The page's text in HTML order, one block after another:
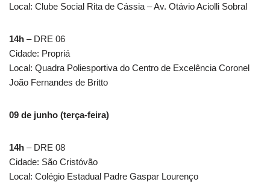
Local: Clube Social Rita de Cássia – Av. Otávio Aciolli Sobral
14h – DRE 06
Cidade: Propriá
Local: Quadra Poliesportiva do Centro de Excelência Coronel
João Fernandes de Britto
09 de junho (terça-feira)
14h – DRE 08
Cidade: São Cristóvão
Local: Colégio Estadual Padre Gaspar Lourenço